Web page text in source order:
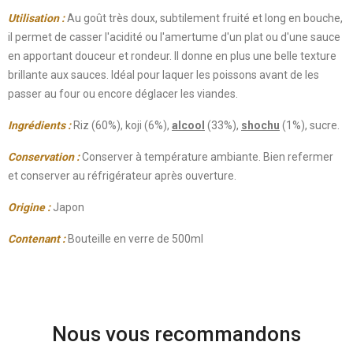
Utilisation :Au goût très doux, subtilement fruité et long en bouche,
il permet de casser l'acidité ou l'amertume d'un plat ou d'une sauce
en apportant douceur et rondeur. Il donne en plus une belle texture
brillante aux sauces. Idéal pour laquer les poissons avant de les
passer au four ou encore déglacer les viandes.
Ingrédients :Riz (60%), koji (6%), alcool (33%), shochu (1%), sucre.
Conservation :Conserver à température ambiante. Bien refermer
et conserver au réfrigérateur après ouverture.
Origine :Japon
Contenant : Bouteille en verre de 500ml
Nous vous recommandons